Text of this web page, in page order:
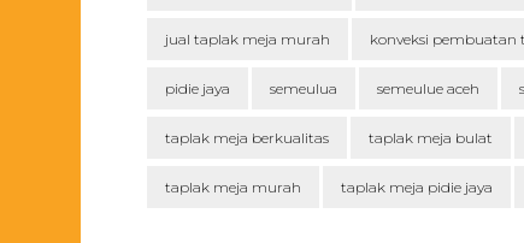
jual taplak meja murah konveksi pembuatan
pidie jaya semeulua semeulue aceh
taplak meja berkualitas taplak meja bulat
taplak meja murah taplak meja pidie jaya